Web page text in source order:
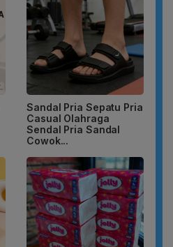
Sandal Pria Sepatu Pria
Casual Olahraga
Sendal Pria Sandal
Cowok...